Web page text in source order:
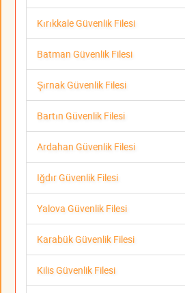
Kırıkkale Güvenlik Filesi
Batman Güvenlik Filesi
Şırnak Güvenlik Filesi
Bartın Güvenlik Filesi
Ardahan Güvenlik Filesi
Iğdır Güvenlik Filesi
Yalova Güvenlik Filesi
Karabük Güvenlik Filesi
Kilis Güvenlik Filesi